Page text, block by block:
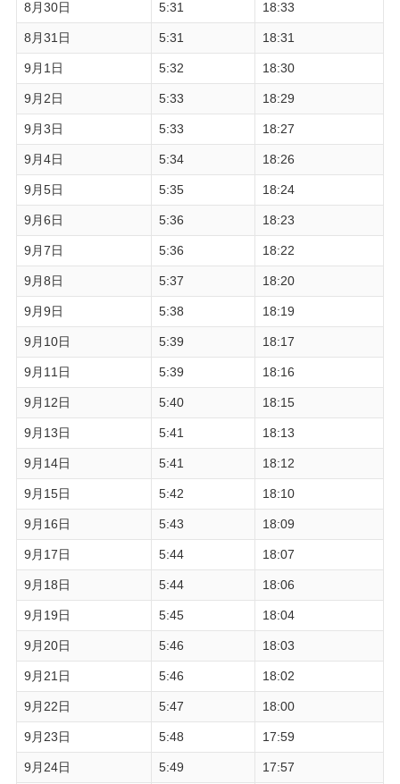
8月30日 5:31 18:33
8月31日 5:31 18:31
9月1日 5:32 18:30
9月2日 5:33 18:29
9月3日 5:33 18:27
9月4日 5:34 18:26
9月5日 5:35 18:24
9月6日 5:36 18:23
9月7日 5:36 18:22
9月8日 5:37 18:20
9月9日 5:38 18:19
9月10日 5:39 18:17
9月11日 5:39 18:16
9月12日 5:40 18:15
9月13日 5:41 18:13
9月14日 5:41 18:12
9月15日 5:42 18:10
9月16日 5:43 18:09
9月17日 5:44 18:07
9月18日 5:44 18:06
9月19日 5:45 18:04
9月20日 5:46 18:03
9月21日 5:46 18:02
9月22日 5:47 18:00
9月23日 5:48 17:59
9月24日 5:49 17:57